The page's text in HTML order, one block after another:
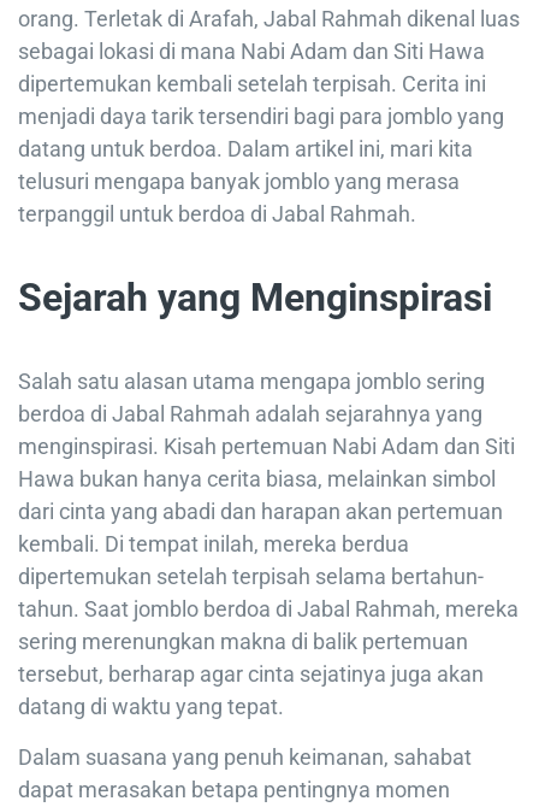
orang. Terletak di Arafah, Jabal Rahmah dikenal luas
sebagai lokasi di mana Nabi Adam dan Siti Hawa
dipertemukan kembali setelah terpisah. Cerita ini
menjadi daya tarik tersendiri bagi para jomblo yang
datang untuk berdoa. Dalam artikel ini, mari kita
telusuri mengapa banyak jomblo yang merasa
terpanggil untuk berdoa di Jabal Rahmah.
Sejarah yang Menginspirasi
Salah satu alasan utama mengapa jomblo sering
berdoa di Jabal Rahmah adalah sejarahnya yang
menginspirasi. Kisah pertemuan Nabi Adam dan Siti
Hawa bukan hanya cerita biasa, melainkan simbol
dari cinta yang abadi dan harapan akan pertemuan
kembali. Di tempat inilah, mereka berdua
dipertemukan setelah terpisah selama bertahun-
tahun. Saat jomblo berdoa di Jabal Rahmah, mereka
sering merenungkan makna di balik pertemuan
tersebut, berharap agar cinta sejatinya juga akan
datang di waktu yang tepat.
Dalam suasana yang penuh keimanan, sahabat
dapat merasakan betapa pentingnya momen